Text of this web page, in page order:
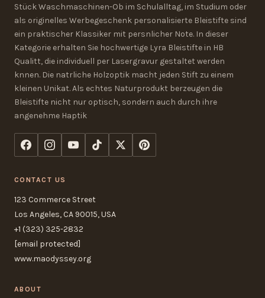
Stück Waschmaschinen-Ob im Schulalltag, im Studium oder
als originelles Werbegeschenk personalisierte Bleistifte sind
ein praktischer Klassiker mit persnlicher Note. In dieser
Kategorie erhalten Sie hochwertige Lyra Bleistifte in HB
Qualitt, die individuell per Lasergravur gestaltet werden
knnen. Die natrliche Holzoptik macht jeden Stift zu einem
kleinen Unikat. Als echtes Naturprodukt berzeugen die
Bleistifte nicht nur optisch, sondern auch durch ihre
angenehme Haptik
CONTACT US
123 Commerce Street
Los Angeles, CA 90015, USA
+1 (323) 325-2832
[email protected]
www.maodyssey.org
ABOUT